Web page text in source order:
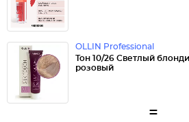
OLLIN Professional
Тон 10/26 Светлый
розовый
=